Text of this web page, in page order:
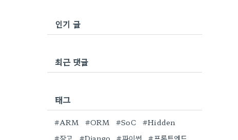
인기 글
최근 댓글
태그
#ARM #ORM #SoC
#Hidden
#장고
#Django #파이썬 #프론트엔드